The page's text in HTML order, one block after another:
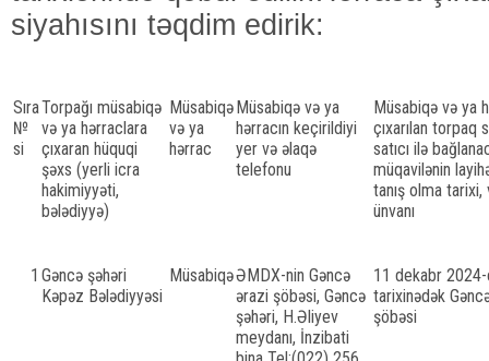
siyahısını təqdim edirik:
Sıra
№
si
Torpağı müsabiqə
və ya hərraclara
çıxaran hüquqi
şəxs (yerli icra
hakimiyyəti,
bələdiyyə)
Müsabiqə
və ya
hərrac
Müsabiqə və ya
hərracın keçirildiyi
yer və əlaqə
telefonu
Müsabiqə və ya
çıxarılan torpaq
satıcı ilə
müqavilənin
tanış olma tarixi,
ünvanı
1 Gəncə şəhəri
Kəpəz Bələdiyyəsi
MüsabiqəƏMDX-nin Gəncə
ərazi şöbəsi, Gəncə
şəhəri, H.Əliyev
meydanı, İnzibati
11 dekabr
tarixinədək
şöbəsi